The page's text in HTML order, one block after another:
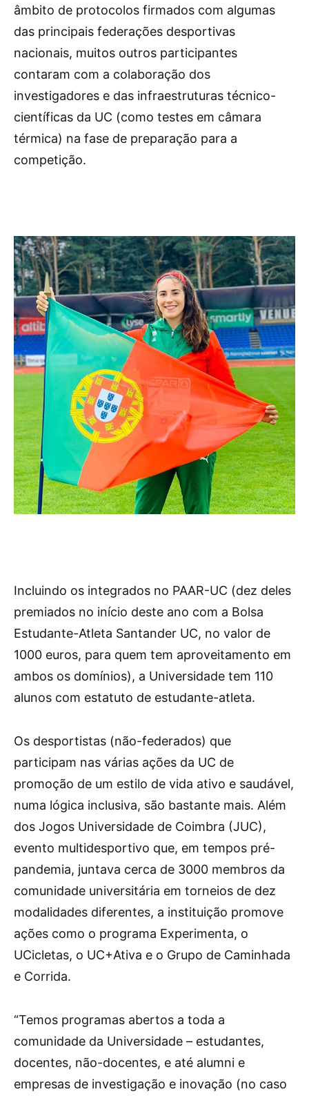
âmbito de protocolos firmados com algumas
das principais federações desportivas
nacionais, muitos outros participantes
contaram com a colaboração dos
investigadores e das infraestruturas técnico-
científicas da UC (como testes em câmara
térmica) na fase de preparação para a
competição.
Incluindo os integrados no PAAR-UC (dez deles
premiados no início deste ano com a Bolsa
Estudante-Atleta Santander UC, no valor de
1000 euros, para quem tem aproveitamento em
ambos os domínios), a Universidade tem 110
alunos com estatuto de estudante-atleta.
Os desportistas (não-federados) que
participam nas várias ações da UC de
promoção de um estilo de vida ativo e saudável,
numa lógica inclusiva, são bastante mais. Além
dos Jogos Universidade de Coimbra (JUC),
evento multidesportivo que, em tempos pré-
pandemia, juntava cerca de 3000 membros da
comunidade universitária em torneios de dez
modalidades diferentes, a instituição promove
ações como o programa Experimenta, o
UCicletas, o UC+Ativa e o Grupo de Caminhada
e Corrida.
“Temos programas abertos a toda a
comunidade da Universidade – estudantes,
docentes, não-docentes, e até alumni e
empresas de investigação e inovação (no caso